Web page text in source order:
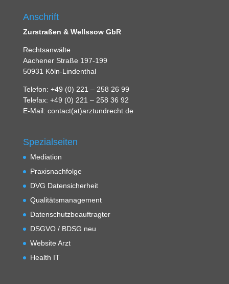
Anschrift
Zurstraßen & Wellssow GbR
Rechtsanwälte
Aachener Straße 197-199
50931 Köln-Lindenthal
Telefon: +49 (0) 221 – 258 26 99
Telefax: +49 (0) 221 – 258 36 92
E-Mail: contact(at)arztundrecht.de
Spezialseiten
Mediation
Praxisnachfolge
DVG Datensicherheit
Qualitätsmanagement
Datenschutzbeauftragter
DSGVO / BDSG neu
Website Arzt
Health IT